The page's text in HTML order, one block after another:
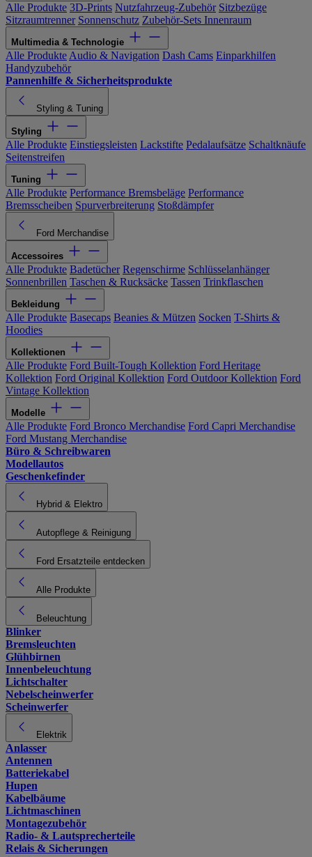
Alle Produkte 3D-Prints Nutzfahrzeug-Zubehör Sitzbezüge
Sitzraumtrenner Sonnenschutz Zubehör-Sets Innenraum
Multimedia & Technologie
Alle Produkte Audio & Navigation Dash Cams Einparkhilfen
Handyzubehör
Pannenhilfe & Sicherheitsprodukte
Styling & Tuning
Styling
Alle Produkte Einstiegsleisten Lackstifte Pedalaufsätze Schaltknäufe
Seitenstreifen
Tuning
Alle Produkte Performance Bremsbeläge Performance
Bremsscheiben Spurverbreiterung Stoßdämpfer
Ford Merchandise
Accessoires
Alle Produkte Badetücher Regenschirme Schlüsselanhänger
Sonnenbrillen Taschen & Rucksäcke Tassen Trinkflaschen
Bekleidung
Alle Produkte Basecaps Beanies & Mützen Socken T-Shirts &
Hoodies
Kollektionen
Alle Produkte Ford Built-Tough Kollektion Ford Heritage
Kollektion Ford Original Kollektion Ford Outdoor Kollektion Ford
Vintage Kollektion
Modelle
Alle Produkte Ford Bronco Merchandise Ford Capri Merchandise
Ford Mustang Merchandise
Büro & Schreibwaren
Modellautos
Geschenkefinder
Hybrid & Elektro
Autopflege & Reinigung
Ford Ersatzteile entdecken
Alle Produkte
Beleuchtung
Blinker
Bremsleuchten
Glühbirnen
Innenbeleuchtung
Lichtschalter
Nebelscheinwerfer
Scheinwerfer
Elektrik
Anlasser
Antennen
Batteriekabel
Hupen
Kabelbäume
Lichtmaschinen
Montagezubehör
Radio- & Lautsprecherteile
Relais & Sicherungen